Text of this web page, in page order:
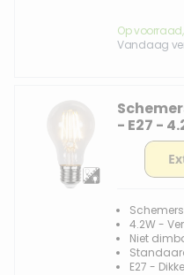
Op voorraad,
Vandaag
- E27 -
2700K
4.2W -
Niet
E27 -